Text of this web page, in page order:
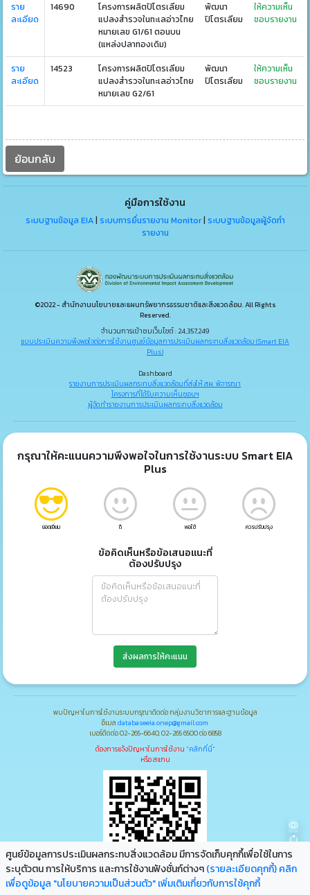
ศูนย์ข้อมูลการประเมินผลกระทบสิ่งแวดล้อม มีการจัดเก็บคุกกึ้เพื่อใช้ในการ
ระบุตัวตน การให้บริการ และการใช้งานฟังชั่นก์ต่างๆ(รายละเอียดคุกกี้)คลิก
เพื่อดูข้อมูล "นโยบายความเป็นส่วนตัว" เพิ่มเติมเกี่ยวกับการใช้คุกกี้
ราย
ละเอียด
14690
โครงการผลิตปิโตรเลียม
แปลงสำรวจในทะเลอ่าวไทย
หมายเลข G1/61 ตอนบน
(แหล่งปลาทองเดิม)
พัฒนา
ปิโตรเลียม
ให้ความเห็น
ชอบรายงาน
ราย
ละเอียด
14523
โครงการผลิตปิโตรเลียม
แปลงสำรวจในทะเลอ่าวไทย
หมายเลข G2/61
พัฒนา
ปิโตรเลียม
ให้ความเห็น
ชอบรายงาน
ย้อนกลับ
คู่มือการใช้งาน
ระบบฐานข้อมูล EIA| ระบบการยื่นรายงาน Monitor| ระบบฐานข้อมูลผู้จัดทำ
รายงาน
©2022 - สำนักงานนโยบายและแผนทรัพยากรธรรมชาติและสิ่งแวดล้อม. All Rights
Reserved.
จำนวนการเข้าชมเว็บไซต์ : 24,357,249
แบบประเมินความพึงพอใจต่อการใช้งานศูนย์ข้อมูลการประเมินผลกระทบสิ่งแวดล้อม (Smart EIA
Plus)
Dashboard
รายงานการประเมินผลกระทบสิ่งแวดล้อมที่ส่งให้ สผ. พิจารณา
โครงการที่ได้รับความเห็นชอบฯ
ผู้จัดทำรายงานการประเมินผลกระทบสิ่งแวดล้อม
กรุณาให้คะแนนความพึงพอใจในการใช้งานระบบ Smart EIA
Plus
ยอดเยี่ยม ดี พอใช้ ควรปรับปรุง
ข้อคิดเห็นหรือข้อเสนอแนะที่
ต้องปรับปรุง
ส่งผลการให้คะแนน
พบปัญหาในการใช้งานระบบกรุณาติดต่อ กลุ่มงานวิชาการและฐานข้อมูล
อีเมล databaseeia.onep@gmail.com
เบอร์ติดต่อ 02-265-6640, 02-265 6500 ต่อ 6858
ต้องการแจ้งปัญหาในการใช้งาน "คลิกที่นี่"
หรือ สแกน